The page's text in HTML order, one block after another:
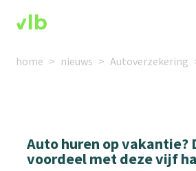
home nieuws Autoverzekering
Auto huren op vakantie?
voordeel met deze vijf